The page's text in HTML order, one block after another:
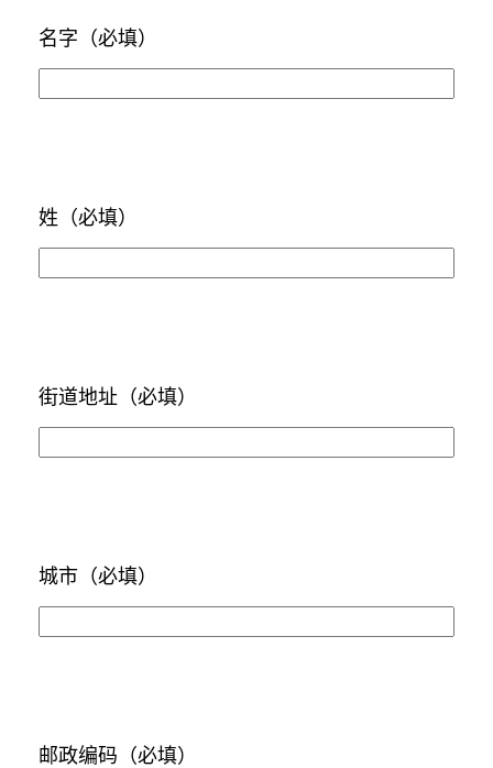
名字 （必填）
姓 （必填）
街道地址 （必填）
城市 （必填）
邮政编码 （必填）